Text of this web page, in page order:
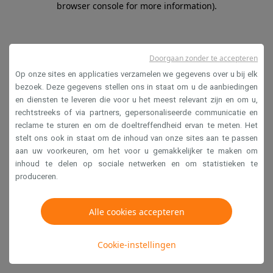
browser console for more information).
Op onze sites en applicaties verzamelen we gegevens over u bij elk
bezoek. Deze gegevens stellen ons in staat om u de aanbiedingen
en diensten te leveren die voor u het meest relevant zijn en om u,
rechtstreeks of via partners, gepersonaliseerde communicatie en
reclame te sturen en om de doeltreffendheid ervan te meten. Het
stelt ons ook in staat om de inhoud van onze sites aan te passen
aan uw voorkeuren, om het voor u gemakkelijker te maken om
inhoud te delen op sociale netwerken en om statistieken te
produceren.
Alle cookies accepteren
Cookie-instellingen
Doorgaan zonder te accepteren